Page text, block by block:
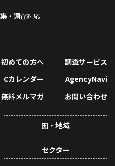
・調査対応
初めての方へ
調査サービス
Cカレンダー
AgencyNavi
無料メルマガ
お問い合わせ
国・地域
セクター